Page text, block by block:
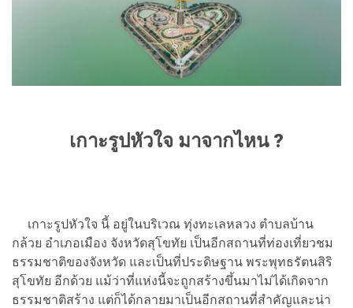
เกาะรูปหัวใจ มาจากไหน ?
เกาะรูปหัวใจ นี้ อยู่ในบริเวณ ทุ่งทะเลหลวง ตำบลบ้าน
กล้วย อำเภอเมือง จังหวัดสุโขทัย เป็นอีกสถานที่ท่องเที่ยวชม
ธรรมชาติของจังหวัด และเป็นที่ประดิษฐาน พระพุทธรัตนสิริ
สุโขทัย อีกด้วย แม้ว่าที่แห่งนี้จะถูกสร้างขึ้นมาไม่ได้เกิดจาก
ธรรมชาติสร้าง แต่ก็ได้กลายมาเป็นอีกสถานที่สำคัญและน่า